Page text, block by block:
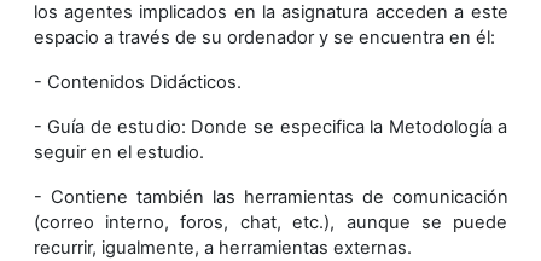
los agentes implicados en la asignatura acceden a este
espacio a través de su ordenador y se encuentra en él:
- Contenidos Didácticos.
- Guía de estudio: Donde se especifica la Metodología a
seguir en el estudio.
- Contiene también las herramientas de comunicación
(correo interno, foros, chat, etc.), aunque se puede
recurrir, igualmente, a herramientas externas.